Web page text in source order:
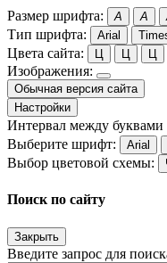
Размер шрифта: A A
Тип шрифта: Arial
Цвета сайта: Ц Ц Ц
Изображения:
Обычная версия сайта
Настройки
Интервал между буквами
Выберите шрифт: Arial
Выбор цветовой схемы:
Поиск по сайту
Закрыть
Введите запрос для